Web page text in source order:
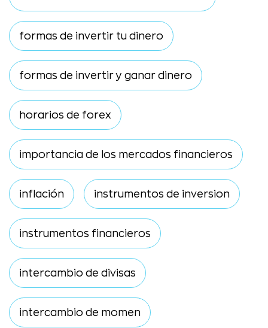
formas de invertir tu dinero
formas de invertir y ganar dinero
horarios de forex
importancia de los mercados financieros
inflación instrumentos de inversion
instrumentos financieros
intercambio de divisas
intercambio de momen